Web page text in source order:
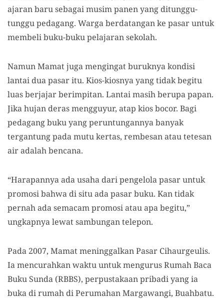
ajaran baru sebagai musim panen yang ditunggu-
tunggu pedagang. Warga berdatangan ke pasar untuk
membeli buku-buku pelajaran sekolah.
Namun Mamat juga mengingat buruknya kondisi
lantai dua pasar itu. Kios-kiosnya yang tidak begitu
luas berjajar berimpitan. Lantai masih berupa papan.
Jika hujan deras mengguyur, atap kios bocor. Bagi
pedagang buku yang peruntungannya banyak
tergantung pada mutu kertas, rembesan atau tetesan
air adalah bencana.
“Harapannya ada usaha dari pengelola pasar untuk
promosi bahwa di situ ada pasar buku. Kan tidak
pernah ada semacam promosi atau apa begitu,”
ungkapnya lewat sambungan telepon.
Pada 2007, Mamat meninggalkan Pasar Cihaurgeulis.
Ia mencurahkan waktu untuk mengurus Rumah Baca
Buku Sunda (RBBS), perpustakaan pribadi yang ia
buka di rumah di Perumahan Margawangi, Buahbatu.